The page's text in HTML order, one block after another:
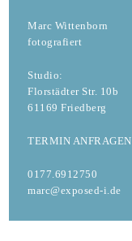
Marc Wittenborn
fotografiert
Studio:
Florstädter Str. 10b
61169 Friedberg
TERMIN ANFRAGEN
0177.6912750
marc@exposed-i.de